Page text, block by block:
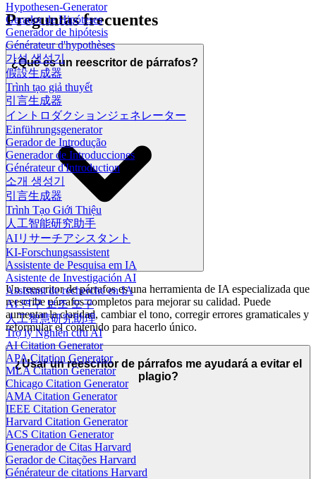
Hypothesen-Generator
Gerador de Hipóteses
Generador de hipótesis
Générateur d'hypothèses
가설 생성기
假設生成器
Trình tạo giả thuyết
引言生成器
イントロダクションジェネレーター
Einführungsgenerator
Gerador de Introdução
Generador de Introducciones
Générateur d'Introduction
소개 생성기
引言生成器
Trình Tạo Giới Thiệu
人工智能研究助手
AIリサーチアシスタント
KI-Forschungsassistent
Assistente de Pesquisa em IA
Asistente de Investigación AI
Assistant de recherche en IA
AI 연구 보조 도구
人工智慧研究助理
Trợ lý Nghiên cứu AI
AI Citation Generator
APA Citation Generator
MLA Citation Generator
Chicago Citation Generator
AMA Citation Generator
IEEE Citation Generator
Harvard Citation Generator
ACS Citation Generator
Generador de Citas Harvard
Gerador de Citações Harvard
Générateur de citations Harvard
Preguntas frecuentes
¿Qué es un reescritor de párrafos?
Un reescritor de párrafos es una herramienta de IA especializada que
reescribe párrafos completos para mejorar su calidad. Puede
aumentar la claridad, cambiar el tono, corregir errores gramaticales y
reformular el contenido para hacerlo único.
¿Usar un reescritor de párrafos me ayudará a evitar el
plagio?